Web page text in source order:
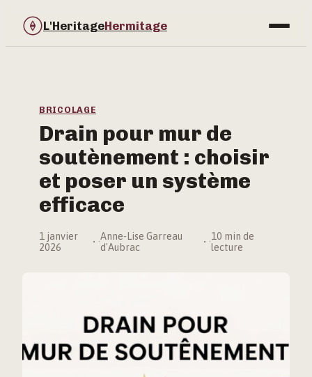
L'HeritageHermitage
Immobilier
Jardinage
Maison & Déco
BRICOLAGE
Drain pour mur de
soutènement : choisir
et poser un système
efficace
1 janvier
2026
·Anne-Lise Garreau
d'Aubrac
·10 min de
lecture